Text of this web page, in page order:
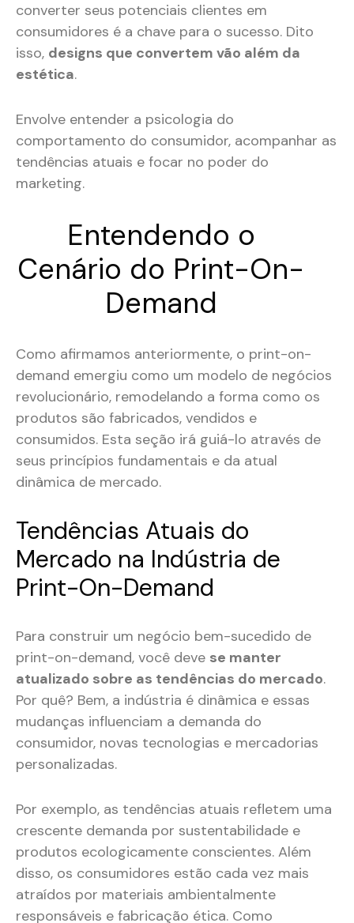
converter seus potenciais clientes em
consumidores é a chave para o sucesso. Dito
isso, designs que convertem vão além da
estética.
Envolve entender a psicologia do
comportamento do consumidor, acompanhar as
tendências atuais e focar no poder do
marketing.
Entendendo o
Cenário do Print-On-
Demand
Como afirmamos anteriormente, o print-on-
demand emergiu como um modelo de negócios
revolucionário, remodelando a forma como os
produtos são fabricados, vendidos e
consumidos. Esta seção irá guiá-lo através de
seus princípios fundamentais e da atual
dinâmica de mercado.
Tendências Atuais do
Mercado na Indústria de
Print-On-Demand
Para construir um negócio bem-sucedido de
print-on-demand, você deve se manter
atualizado sobre as tendências do mercado.
Por quê? Bem, a indústria é dinâmica e essas
mudanças influenciam a demanda do
consumidor, novas tecnologias e mercadorias
personalizadas.
Por exemplo, as tendências atuais refletem uma
crescente demanda por sustentabilidade e
produtos ecologicamente conscientes. Além
disso, os consumidores estão cada vez mais
atraídos por materiais ambientalmente
responsáveis e fabricação ética. Como